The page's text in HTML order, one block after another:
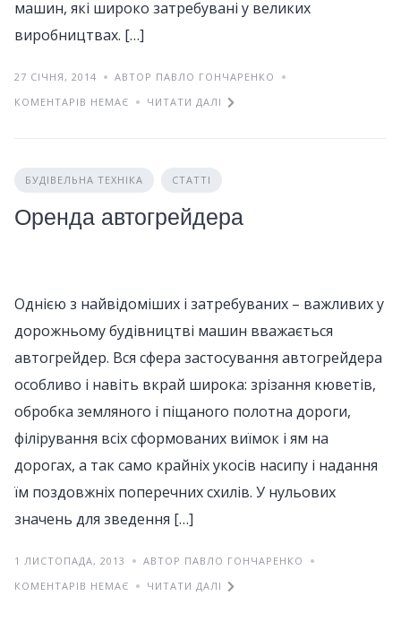
машин, які широко затребувані у великих
виробництвах. […]
27 СІЧНЯ, 2014
АВТОР ПАВЛО ГОНЧАРЕНКО
КОМЕНТАРІВ НЕМАЄ
ЧИТАТИ ДАЛІ
БУДІВЕЛЬНА ТЕХНІКА СТАТТІ
Оренда автогрейдера
Однією з найвідоміших і затребуваних – важливих у
дорожньому будівництві машин вважається
автогрейдер. Вся сфера застосування автогрейдера
особливо і навіть вкрай широка: зрізання кюветів,
обробка земляного і піщаного полотна дороги,
філірування всіх сформованих виїмок і ям на
дорогах, а так само крайніх укосів насипу і надання
їм поздовжніх поперечних схилів. У нульових
значень для зведення […]
1 ЛИСТОПАДА, 2013
АВТОР ПАВЛО ГОНЧАРЕНКО
КОМЕНТАРІВ НЕМАЄ
ЧИТАТИ ДАЛІ